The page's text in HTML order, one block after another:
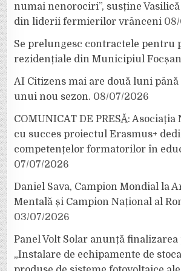
numai nenorociri”, susține
din liderii fermierilor vrânceni
Se prelungesc contractele pentru
rezidențiale din Municipiul
AI Citizens mai are două luni
unui nou sezon. 08/07/2026
COMUNICAT DE PRESĂ:
cu succes proiectul Erasmus+
competențelor formatorilor în
07/07/2026
Daniel Sava, Campion Mondial la
Mentală și Campion Național al
03/07/2026
Panel Volt Solar anunță
„Instalare de echipamente de